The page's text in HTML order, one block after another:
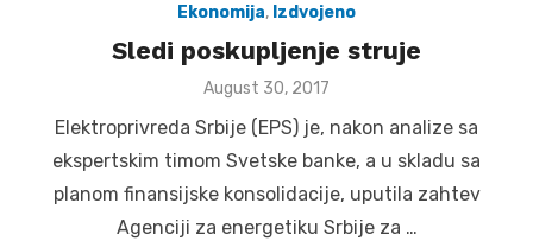
Ekonomija, Izdvojeno
Sledi poskupljenje struje
Posted
August 30, 2017
Elektroprivreda Srbije (EPS) je, nakon analize sa
ekspertskim timom Svetske banke, a u skladu sa
planom finansijske konsolidacije, uputila zahtev
Agenciji za energetiku Srbije za …